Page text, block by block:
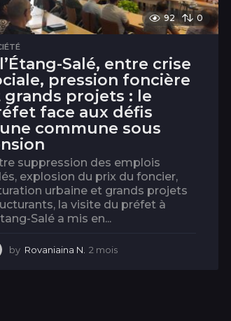
92 0
Salé, entre crise
pression foncière
grands projets : le
face aux défis
commune sous
suppression des emplois
explosion du prix du foncier,
urbaine et grands projets
la visite du préfet à
Salé a mis en...
by Rovaniaina N. 2 mois